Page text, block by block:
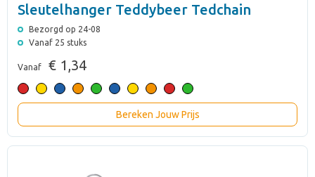
Sleutelhanger Teddybeer Tedchain
Bezorgd op 24-08
Vanaf 25 stuks
Vanaf € 1,34
Bereken Jouw Prijs